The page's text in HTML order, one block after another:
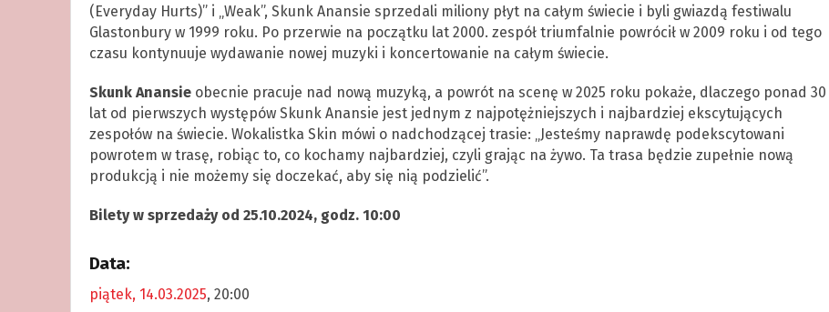
(Everyday Hurts)” i „Weak”, Skunk Anansie sprzedali miliony płyt na całym świecie i byli gwiazdą festiwalu
Glastonbury w 1999 roku. Po przerwie na początku lat 2000. zespół triumfalnie powrócił w 2009 roku i od tego
czasu kontynuuje wydawanie nowej muzyki i koncertowanie na całym świecie.
Skunk Anansieobecnie pracuje nad nową muzyką, a powrót na scenę w 2025 roku pokaże, dlaczego ponad 30
lat od pierwszych występów Skunk Anansie jest jednym z najpotężniejszych i najbardziej ekscytujących
zespołów na świecie. Wokalistka Skin mówi o nadchodzącej trasie: „Jesteśmy naprawdę podekscytowani
powrotem w trasę, robiąc to, co kochamy najbardziej, czyli grając na żywo. Ta trasa będzie zupełnie nową
produkcją i nie możemy się doczekać, aby się nią podzielić”.
Bilety w sprzedaży od 25.10.2024, godz. 10:00
Data:
piątek, 14.03.2025, 20:00